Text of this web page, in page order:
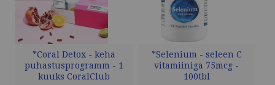
*Coral Detox - keha
puhastusprogramm - 1
kuuks CoralClub
*Selenium - seleen C
vitamiiniga 75mcg -
100tbl